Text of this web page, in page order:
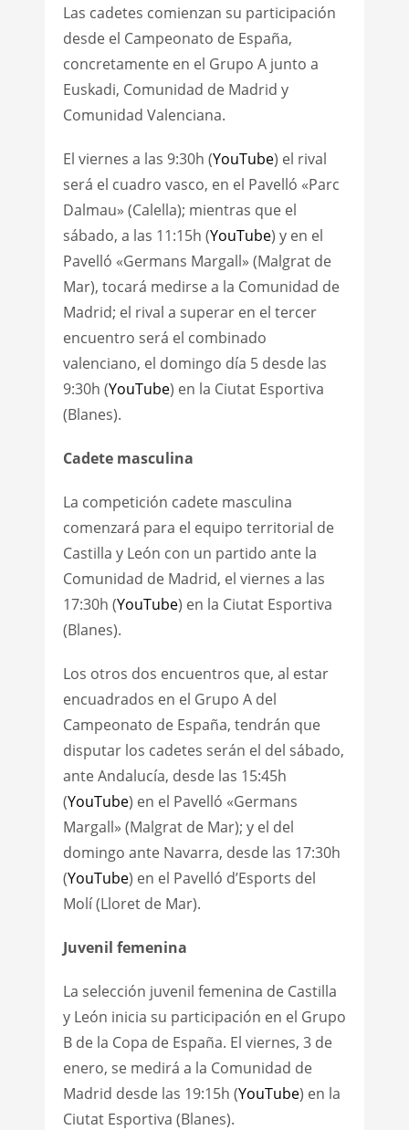
Las cadetes comienzan su participación
desde el Campeonato de España,
concretamente en el Grupo A junto a
Euskadi, Comunidad de Madrid y
Comunidad Valenciana.
El viernes a las 9:30h (YouTube) el rival
será el cuadro vasco, en el Pavelló «Parc
Dalmau» (Calella); mientras que el
sábado, a las 11:15h (YouTube) y en el
Pavelló «Germans Margall» (Malgrat de
Mar), tocará medirse a la Comunidad de
Madrid; el rival a superar en el tercer
encuentro será el combinado
valenciano, el domingo día 5 desde las
9:30h (YouTube) en la Ciutat Esportiva
(Blanes).
Cadete masculina
La competición cadete masculina
comenzará para el equipo territorial de
Castilla y León con un partido ante la
Comunidad de Madrid, el viernes a las
17:30h (YouTube) en la Ciutat Esportiva
(Blanes).
Los otros dos encuentros que, al estar
encuadrados en el Grupo A del
Campeonato de España, tendrán que
disputar los cadetes serán el del sábado,
ante Andalucía, desde las 15:45h
(YouTube) en el Pavelló «Germans
Margall» (Malgrat de Mar); y el del
domingo ante Navarra, desde las 17:30h
(YouTube) en el Pavelló d’Esports del
Molí (Lloret de Mar).
Juvenil femenina
La selección juvenil femenina de Castilla
y León inicia su participación en el Grupo
B de la Copa de España. El viernes, 3 de
enero, se medirá a la Comunidad de
Madrid desde las 19:15h (YouTube) en la
Ciutat Esportiva (Blanes).